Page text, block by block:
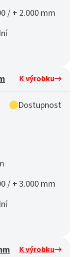
/ + 2.000 mm
K výrobku
Dostupnost
/ + 3.000 mm
K výrobku